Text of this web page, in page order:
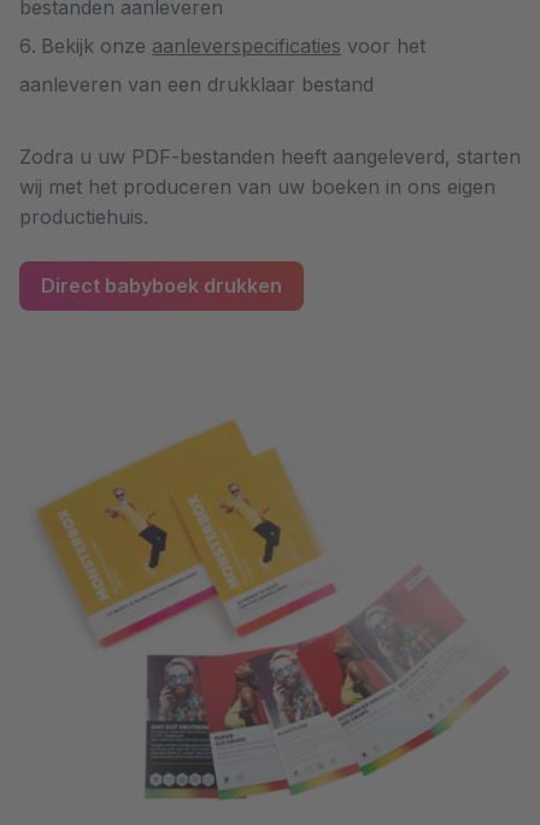
bestanden aanleveren
Bekijk onze aanleverspecificaties voor het
aanleveren van een drukklaar bestand
Zodra u uw PDF-bestanden heeft aangeleverd, starten
wij met het produceren van uw boeken in ons eigen
productiehuis.
Direct babyboek drukken